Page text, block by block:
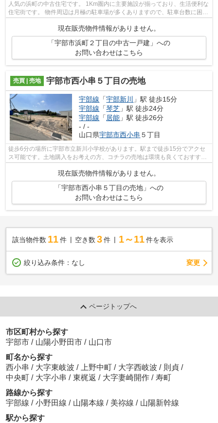
人気の浜町の中古住宅です。 1Km圏内に主要施設が揃っており、生活便利な
住宅街です。 物件周辺は月極の駐車場が多くありますので、駐車台数に困る
現在販売物件情報がありません。
「宇部市浜町２丁目の中古一戸建」への
お問い合わせはこちら
売買 | 売地 宇部市西小串５丁目の売地
宇部線 「宇部新川
」駅 徒歩15分
宇部線 「琴芝 」駅 徒歩24分
宇部線 「 居能 」駅 徒歩26分
- / -
山口県宇部市西小串 ５丁目
徒歩6分の場所に宇部市立新川小学校があります。駅まで徒歩15分でアクセ
ス可能です。土地購入をお考えの方、コチラの売地は環境も良くておすすめ
現在販売物件情報がありません。
「宇部市西小串５丁目の売地」への
お問い合わせはこちら
該当物件数 11件 空き数 3 件 1～11 件を表示
絞り込み条件： なし 変更
ページトップへ
市区町村から探す
宇部市 / 山陽小野田市 / 山口市
町名から探す
西小串 / 大字東岐波 / 上野中町 / 大字西岐波 / 則貞 /
中央町 / 大字小串 / 東梶返 / 大字妻崎開作 / 寿町
路線から探す
宇部線 / 小野田線 / 山陽本線 / 美祢線 / 山陽新幹線
駅から探す